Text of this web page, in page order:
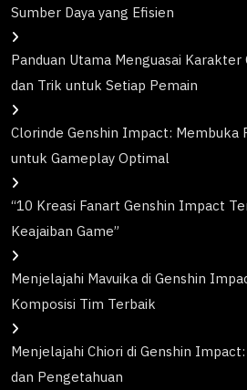
Sumber Daya yang Efisien
Panduan Utama Menguasai
dan Trik untuk Setiap Pemain
Clorinde Genshin Impact: Membuka
untuk Gameplay Optimal
“10 Kreasi Fanart Genshin Impact
Keajaiban Game”
Menjelajahi Mavuika di Genshin
Komposisi Tim Terbaik
Menjelajahi Chiori di Genshin
dan Pengetahuan